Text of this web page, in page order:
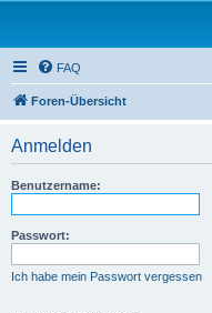
FAQ
Foren-Übersicht
Anmelden
Benutzername:
Passwort:
Ich habe mein Passwort vergessen